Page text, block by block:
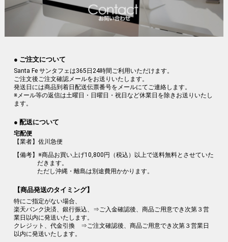
● ご注文について
Santa Fe サンタフェは365日24時間ご利用いただけます。
ご注文後ご注文確認メールをお送りいたします。
発送日には商品到着日配送伝票番号をメールにてご連絡します。
※メール等の返信は土曜日・日曜日・祝日など休業日を除きお送りいたし
ます。
● 配送について
宅配便
【業者】佐川急便
【備考】※商品お買い上げ10,800円（税込）以上で送料無料とさせていた
だきます。
ただし沖縄・離島は別途費用かかります。
【商品発送のタイミング】
特にご指定がない場合、
楽天バンク決済、銀行振込、⇒ご入金確認後、商品ご用意でき次第３営
業日以内に発送いたします。
クレジット、代金引換 ⇒ご注文確認後、商品ご用意でき次第３営業日
以内に発送いたします。